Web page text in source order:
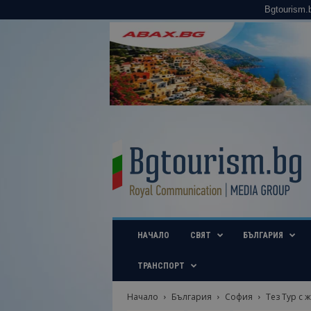
u
i
b
НАЧАЛО СВЯТ БЪЛГАРИЯ
ТРАНСПОРТ
Начало България София
Тез Тур с